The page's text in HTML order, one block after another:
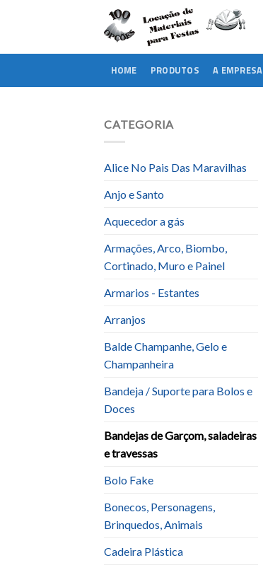
HOME PRODUTOS A EMPRESA
CATEGORIA
Alice No Pais Das Maravilhas
Anjo e Santo
Aquecedor a gás
Armações, Arco, Biombo,
Cortinado, Muro e Painel
Armarios - Estantes
Arranjos
Balde Champanhe, Gelo e
Champanheira
Bandeja / Suporte para Bolos e
Doces
Bandejas de Garçom, saladeiras
e travessas
Bolo Fake
Bonecos, Personagens,
Brinquedos, Animais
Cadeira Plástica